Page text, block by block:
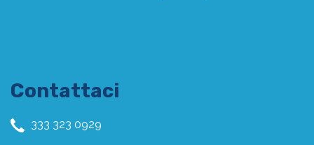
Contattaci
333 323 0929